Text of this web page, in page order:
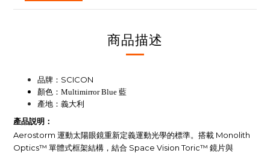
商品描述
品牌： SCICON
顏色：Multimirror Blue 藍
產地：義大利
產品説明：
Aerostorm 運動太陽眼鏡重新定義運動光學的標準。搭載 Monolith
Optics™ 單體式框架結構，結合 Space Vision Toric™ 鏡片與